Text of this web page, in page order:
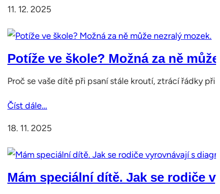
11. 12. 2025
Potíže ve škole? Možná za ně
Proč se vaše dítě při psaní stále kroutí, ztrácí řádky
Číst dále…
18. 11. 2025
Mám speciální dítě. Jak se rodiče